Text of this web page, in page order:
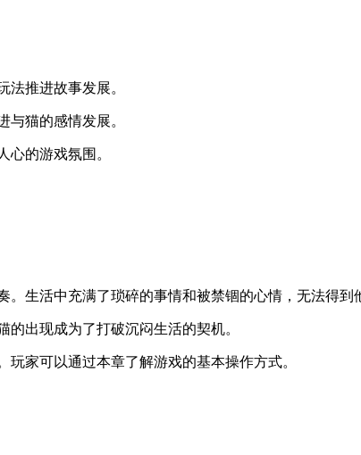
推进故事发展。
猫的感情发展。
的游戏氛围。
生活中充满了琐碎的事情和被禁锢的心情，无法得到
出现成为了打破沉闷生活的契机。
家可以通过本章了解游戏的基本操作方式。